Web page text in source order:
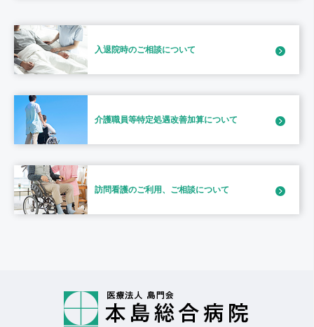
入退院時のご相談について
介護職員等特定処遇改善加算について
訪問看護のご利用、 ご相談について